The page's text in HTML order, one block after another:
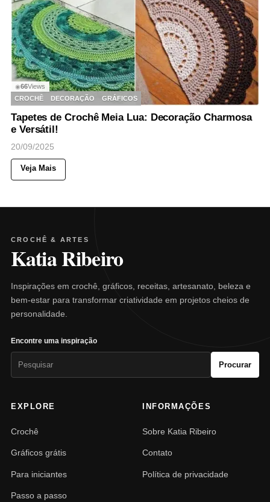
◉66Views
CROCHÊ
DECORAÇÃO GRÁFICOS
Tapetes de Crochê Meia Lua: Decoração Charmosa
e Versátil!
20/09/2025
Veja Mais
CROCHÊ & ARTES
Katia Ribeiro
Inspirações em crochê, gráficos, receitas, artesanato, beleza e
bem-estar para transformar criatividade em projetos cheios de
personalidade.
Encontre uma inspiração
Procurar
EXPLORE
Crochê
Gráficos grátis
Para iniciantes
Passo a passo
INFORMAÇÕES
Sobre Katia Ribeiro
Contato
Política de privacidade